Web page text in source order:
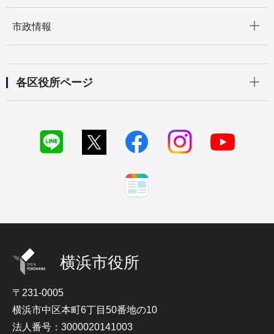
市政情報
各区役所ページ
横浜市役所
〒231-0005
横浜市中区本町6丁目50番地の10
法人番号：3000020141003